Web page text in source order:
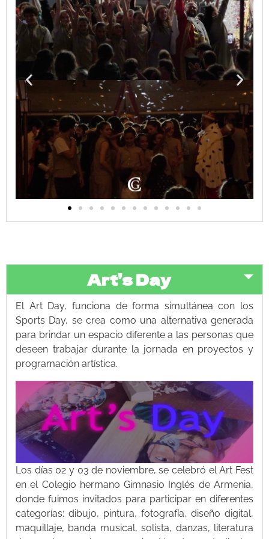
Art’s Day
El Art Day, funciona de forma simultánea con los
Sports Day, se crea como una alternativa generada
para brindar un espacio diferente a las personas que
deseen trabajar durante la jornada en proyectos y
programación artística.
Los días 02 y 03 de noviembre, se celebró el Art Fest
en el Colegio hermano Gimnasio Inglés de Armenia,
donde fuimos invitados para participar en diferentes
categorías: dibujo, pintura, fotografía, diseño digital,
maquillaje, banda musical, solista, danzas, literatura